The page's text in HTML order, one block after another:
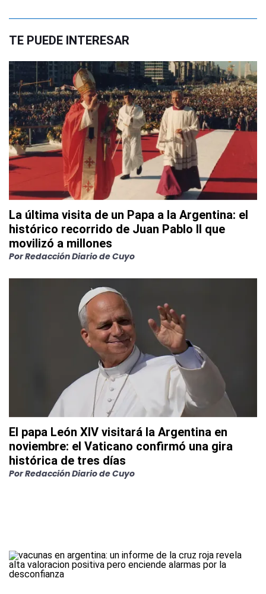
TE PUEDE INTERESAR
La última visita de un Papa a la Argentina: el
histórico recorrido de Juan Pablo II que
movilizó a millones
PorRedacción Diario de Cuyo
El papa León XIV visitará la Argentina en
noviembre: el Vaticano confirmó una gira
histórica de tres días
PorRedacción Diario de Cuyo